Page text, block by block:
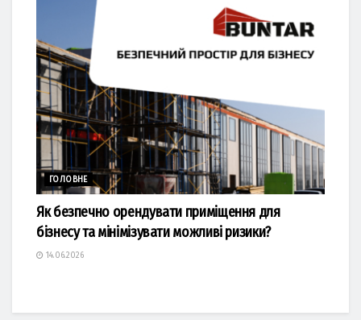
ГОЛОВНЕ
Як безпечно орендувати приміщення для
бізнесу та мінімізувати можливі ризики?
14.06.2026